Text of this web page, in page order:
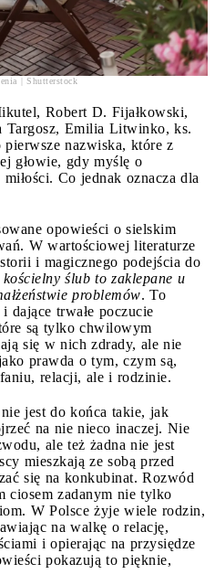
| Shutterstock
Robert D. Fijałkowski,
Targosz, Emilia Litwinko, ks.
nazwiska, które z
głowie, gdy myślę o
Co jednak oznacza dla
opowieści o sielskim
W wartościowej literaturze
i magicznego podejścia do
ślub to zaklepane u
problemów. To
dające trwałe poczucie
są tylko chwilowym
się w nich zdrady, ale nie
prawda o tym, czym są,
relacji, ale i rodzinie.
jest do końca takie, jak
na nie nieco inaczej. Nie
ale też żadna nie jest
mieszkają ze sobą przed
się na konkubinat. Rozwód
ciosem zadanym nie tylko
W Polsce żyje wiele rodzin,
na walkę o relację,
i opierając na przysiędze
pokazują to pięknie,